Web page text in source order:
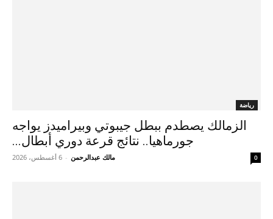
رياضة
الزمالك يصطدم ببطل جيبوتي وبيراميدز يواجه
جورماهيا.. نتائج قرعة دوري أبطال...
مالك عبدالرحمن - 6 أغسطس، 2026 0